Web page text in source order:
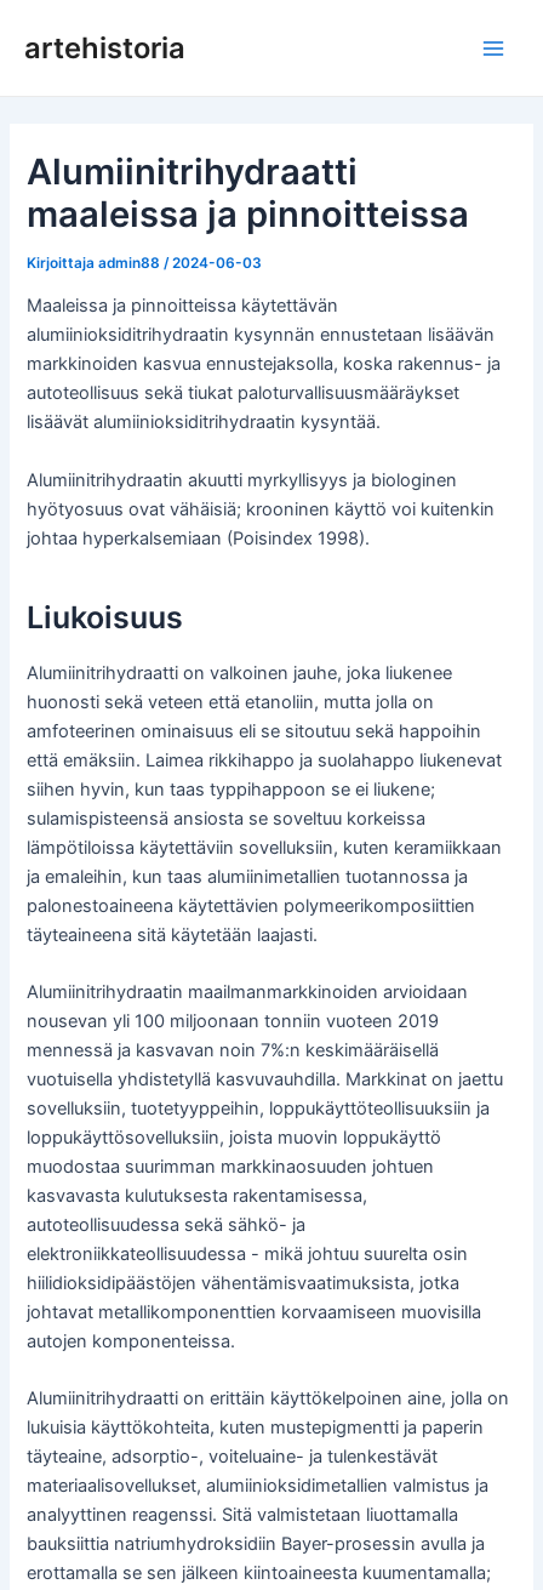
sisältöön
artehistoria
Alumiinitrihydraatti
maaleissa ja pinnoitteissa
Kirjoittajaadmin88 /2024-06-03
Maaleissa ja pinnoitteissa käytettävän
alumiinioksiditrihydraatin kysynnän ennustetaan lisäävän
markkinoiden kasvua ennustejaksolla, koska rakennus- ja
autoteollisuus sekä tiukat paloturvallisuusmääräykset
lisäävät alumiinioksiditrihydraatin kysyntää.
Alumiinitrihydraatin akuutti myrkyllisyys ja biologinen
hyötyosuus ovat vähäisiä; krooninen käyttö voi kuitenkin
johtaa hyperkalsemiaan (Poisindex 1998).
Liukoisuus
Alumiinitrihydraatti on valkoinen jauhe, joka liukenee
huonosti sekä veteen että etanoliin, mutta jolla on
amfoteerinen ominaisuus eli se sitoutuu sekä happoihin
että emäksiin. Laimea rikkihappo ja suolahappo liukenevat
siihen hyvin, kun taas typpihappoon se ei liukene;
sulamispisteensä ansiosta se soveltuu korkeissa
lämpötiloissa käytettäviin sovelluksiin, kuten keramiikkaan
ja emaleihin, kun taas alumiinimetallien tuotannossa ja
palonestoaineena käytettävien polymeerikomposiittien
täyteaineena sitä käytetään laajasti.
Alumiinitrihydraatin maailmanmarkkinoiden arvioidaan
nousevan yli 100 miljoonaan tonniin vuoteen 2019
mennessä ja kasvavan noin 7%:n keskimääräisellä
vuotuisella yhdistetyllä kasvuvauhdilla. Markkinat on jaettu
sovelluksiin, tuotetyyppeihin, loppukäyttöteollisuuksiin ja
loppukäyttösovelluksiin, joista muovin loppukäyttö
muodostaa suurimman markkinaosuuden johtuen
kasvavasta kulutuksesta rakentamisessa,
autoteollisuudessa sekä sähkö- ja
elektroniikkateollisuudessa - mikä johtuu suurelta osin
hiilidioksidipäästöjen vähentämisvaatimuksista, jotka
johtavat metallikomponenttien korvaamiseen muovisilla
autojen komponenteissa.
Alumiinitrihydraatti on erittäin käyttökelpoinen aine, jolla on
lukuisia käyttökohteita, kuten mustepigmentti ja paperin
täyteaine, adsorptio-, voiteluaine- ja tulenkestävät
materiaalisovellukset, alumiinioksidimetallien valmistus ja
analyyttinen reagenssi. Sitä valmistetaan liuottamalla
bauksiittia natriumhydroksidiin Bayer-prosessin avulla ja
erottamalla se sen jälkeen kiintoaineesta kuumentamalla;